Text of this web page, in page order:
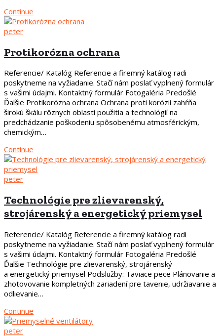
Continue
peter
Protikorózna ochrana
Referencie/ Katalóg Referencie a firemný katálog radi
poskytneme na vyžiadanie. Stačí nám poslať vyplnený formulár
s vašimi údajmi. Kontaktný formulár Fotogaléria Predošlé
Ďalšie Protikorózna ochrana Ochrana proti korózii zahŕňa
širokú škálu rôznych oblastí použitia a technológií na
predchádzanie poškodeniu spôsobenému atmosférickým,
chemickým…
Continue
peter
Technológie pre zlievarenský,
strojárenský a energetický priemysel
Referencie/ Katalóg Referencie a firemný katálog radi
poskytneme na vyžiadanie. Stačí nám poslať vyplnený formulár
s vašimi údajmi. Kontaktný formulár Fotogaléria Predošlé
Ďalšie Technológie pre zlievarenský, strojárenský
a energetický priemysel Podslužby: Taviace pece Plánovanie a
zhotovovanie kompletných zariadení pre tavenie, udržiavanie a
odlievanie…
Continue
peter